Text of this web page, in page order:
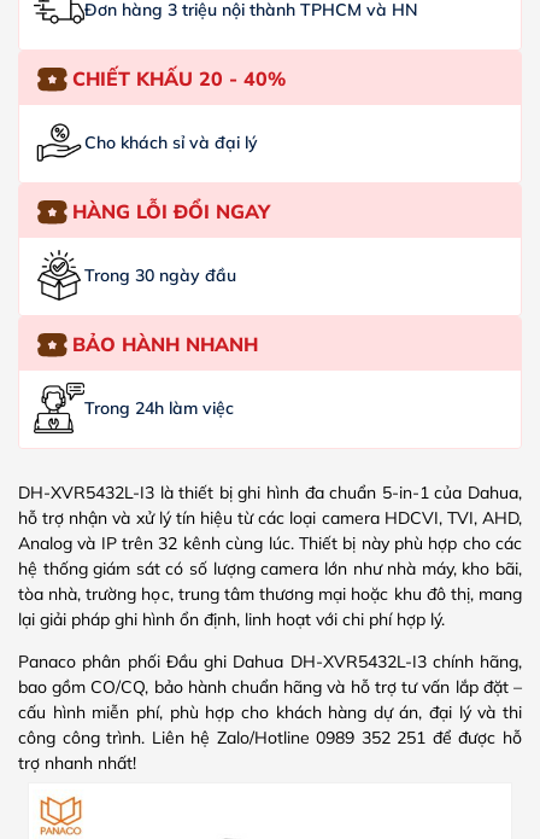
Đơn hàng 3 triệu nội thành TPHCM và HN
CHIẾT KHẤU 20 - 40%
Cho khách sỉ và đại lý
HÀNG LỖI ĐỔI NGAY
Trong 30 ngày đầu
BẢO HÀNH NHANH
Trong 24h làm việc
DH-XVR5432L-I3 là thiết bị ghi hình đa chuẩn 5-in-1 của Dahua,
hỗ trợ nhận và xử lý tín hiệu từ các loại camera HDCVI, TVI, AHD,
Analog và IP trên 32 kênh cùng lúc. Thiết bị này phù hợp cho các
hệ thống giám sát có số lượng camera lớn như nhà máy, kho bãi,
tòa nhà, trường học, trung tâm thương mại hoặc khu đô thị, mang
lại giải pháp ghi hình ổn định, linh hoạt với chi phí hợp lý.
Panaco phân phối Đầu ghi Dahua DH-XVR5432L-I3 chính hãng,
bao gồm CO/CQ, bảo hành chuẩn hãng và hỗ trợ tư vấn lắp đặt –
cấu hình miễn phí, phù hợp cho khách hàng dự án, đại lý và thi
công công trình. Liên hệ Zalo/Hotline 0989 352 251 để được hỗ
trợ nhanh nhất!